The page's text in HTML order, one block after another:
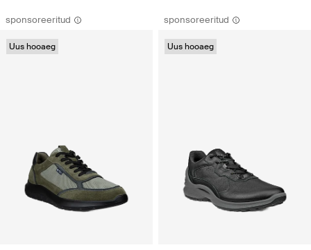
sponsoreeritud
Uus hooaeg
sponsoreeritud
Uus hooaeg